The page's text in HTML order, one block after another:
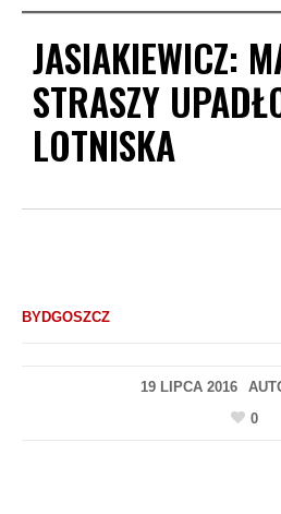
JASIAKIEWICZ:
STRASZY
LOTNISKA
BYDGOSZCZ
19 LIPCA 2016
0